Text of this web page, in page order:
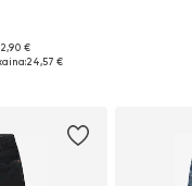
€
24,57 €